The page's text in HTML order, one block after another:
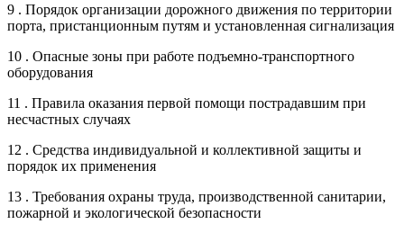
9 . Порядок организации дорожного движения по территории
порта, пристанционным путям и установленная сигнализация
10 . Опасные зоны при работе подъемно-транспортного
оборудования
11 . Правила оказания первой помощи пострадавшим при
несчастных случаях
12 . Средства индивидуальной и коллективной защиты и
порядок их применения
13 . Требования охраны труда, производственной санитарии,
пожарной и экологической безопасности